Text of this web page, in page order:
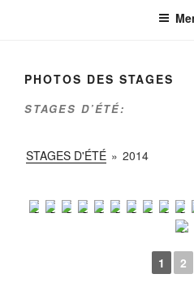
PHOTOS DES STAGES
STAGES D’ÉTÉ:
STAGES D'ÉTÉ » 2014
1 2